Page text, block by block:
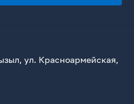
ул. Красноармейская,